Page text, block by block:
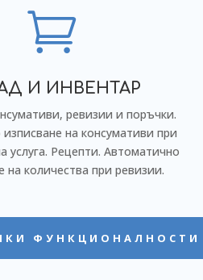

И ИНВЕНТАР
ревизии и поръчки.
на консумативи при
услуга. Рецепти. Автоматично
на количества при ревизии.
ФУНКЦИОНАЛНОСТИ